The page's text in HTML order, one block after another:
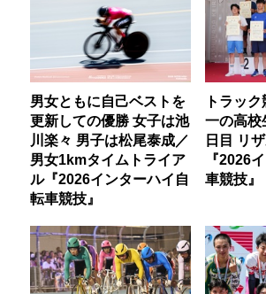
男女ともに自己ベストを
更新しての優勝 女子は池
川楽々 男子は松尾泰成／
男女1kmタイムトライア
ル『2026インターハイ自
転車競技』
トラッ
一の高校
日目 リ
『2026
車競技』